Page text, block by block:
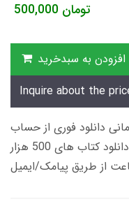
500,000 تومان
افزودن به سبدخرید
Inquire about the
های 600 هزار تومانی دانلود فوری از حساب
کاربری می باشد، و زمان تحویل لینک دانلود کتاب های 500 هزار